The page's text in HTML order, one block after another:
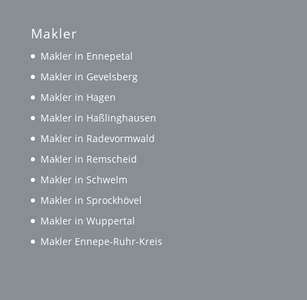
Makler
Makler in Ennepetal
Makler in Gevelsberg
Makler in Hagen
Makler in Haßlinghausen
Makler in Radevormwald
Makler in Remscheid
Makler in Schwelm
Makler in Sprockhövel
Makler in Wuppertal
Makler Ennepe-Ruhr-Kreis